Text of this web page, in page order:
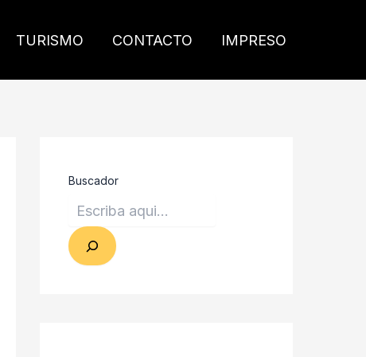
TURISMO CONTACTO IMPRESO
Buscador